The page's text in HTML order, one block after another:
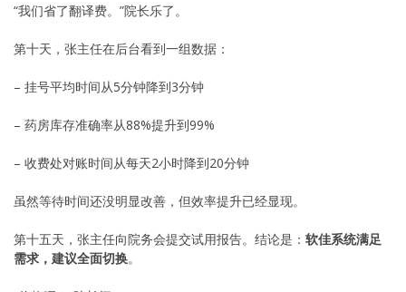
“我们省了翻译费。”院长乐了。
第十天，张主任在后台看到一组数据：
– 挂号平均时间从5分钟降到3分钟
– 药房库存准确率从88%提升到99%
– 收费处对账时间从每天2小时降到20分钟
虽然等待时间还没明显改善，但效率提升已经显现。
第十五天，张主任向院务会提交试用报告。结论是： 软佳系统满足
需求，建议全面切换。